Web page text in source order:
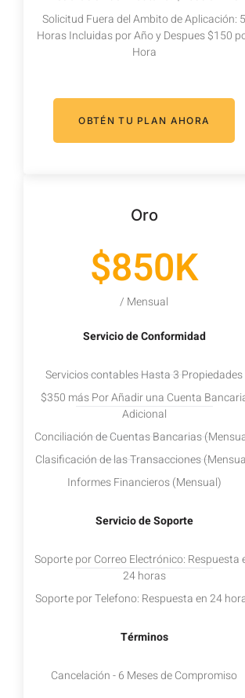
Solicitud Fuera del Ambito de Aplicación: 5
Horas Incluidas por Año y Despues $150
Hora
OBTÉN TU PLAN AHORA
Oro
$850K
/ Mensual
Servicio de Conformidad
Servicios contables Hasta 3 Propiedades
$350 más Por Añadir una Cuenta
Adicional
Conciliación de Cuentas Bancarias
Clasificación de las Transacciones
Informes Financieros (Mensual)
Servicio de Soporte
Soporte por Correo Electrónico: Respuesta
24 horas
Soporte por Telefono: Respuesta en 24
Términos
Cancelación - 6 Meses de Compromiso